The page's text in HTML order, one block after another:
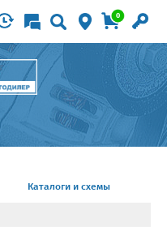
0
Каталоги и схемы